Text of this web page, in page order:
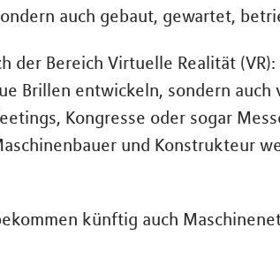
auch gebaut, gewartet,
der Bereich Virtuelle Realität
Brillen entwickeln, sondern auch
Kongresse oder sogar
und Konstrukteur
künftig auch